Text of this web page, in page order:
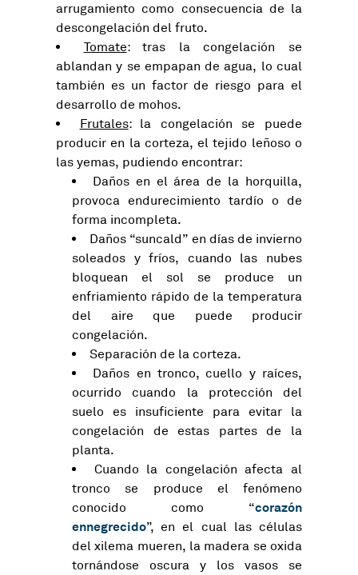
arrugamiento como consecuencia de la
descongelación del fruto.
Tomate: tras la congelación se
ablandan y se empapan de agua, lo cual
también es un factor de riesgo para el
desarrollo de mohos.
Frutales: la congelación se puede
producir en la corteza, el tejido leñoso o
las yemas, pudiendo encontrar:
Daños en el área de la horquilla,
provoca endurecimiento tardío o de
forma incompleta.
Daños “suncald” en días de invierno
soleados y fríos, cuando las nubes
bloquean el sol se produce un
enfriamiento rápido de la temperatura
del aire que puede producir
congelación.
Separación de la corteza.
Daños en tronco, cuello y raíces,
ocurrido cuando la protección del
suelo es insuficiente para evitar la
congelación de estas partes de la
planta.
Cuando la congelación afecta al
tronco se produce el fenómeno
conocido como “corazón
ennegrecido”, en el cual las células
del xilema mueren, la madera se oxida
tornándose oscura y los vasos se